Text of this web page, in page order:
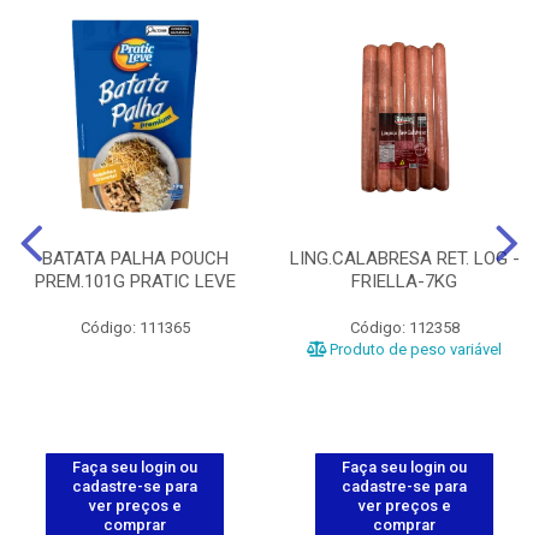
BATATA PALHA POUCH
PREM.101G PRATIC LEVE
Código: 111365
Faça seu login ou
cadastre-se para
ver preços e
comprar
LING.CALABRESA RET. LOG -
FRIELLA-7KG
Código: 112358
Produto de peso variável
Faça seu login ou
cadastre-se para
ver preços e
comprar